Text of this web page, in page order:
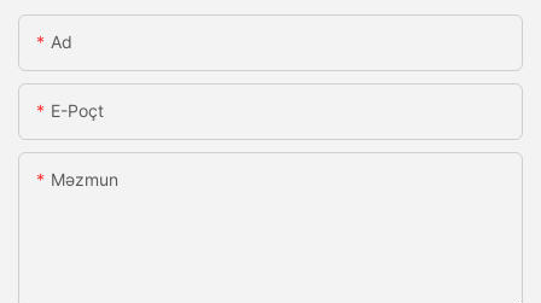
Ad
E-Poçt
Məzmun